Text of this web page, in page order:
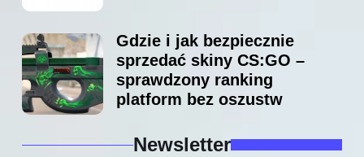
Gdzie i jak bezpiecznie
sprzedać skiny CS:GO –
sprawdzony ranking
platform bez oszustw
Newsletter